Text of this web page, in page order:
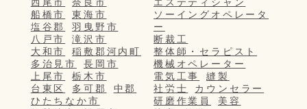
船橋市
東海市
塩谷郡
羽曳野市
八戸市
滝沢市
大和市
稲敷郡河内町
多治見市
長岡市
上尾市
栃木市
台東区
多可郡
中郡
ひたちなか市
ソーイングオペレータ
ー
断裁工
整体師・セラピスト
機械オペレーター
電気工事
縫製
社労士
カウンセラー
研磨作業員
美容